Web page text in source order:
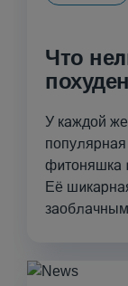
Что
У каждой
фитоняшка
Её